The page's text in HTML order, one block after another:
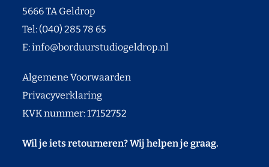
5666 TA Geldrop
Tel: (040) 285 78 65
E:info@borduurstudiogeldrop.nl
Algemene Voorwaarden
Privacyverklaring
KVK nummer: 17152752
Wil je iets retourneren? Wij helpen je graag.